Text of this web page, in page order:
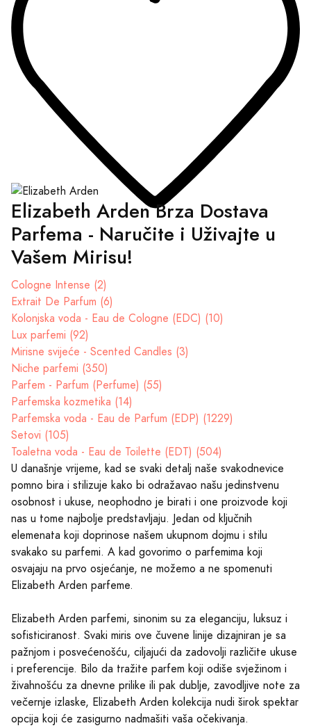
Elizabeth Arden Brza Dostava
Parfema - Naručite i Uživajte u
Vašem Mirisu!
Cologne Intense (2)
Extrait De Parfum (6)
Kolonjska voda - Eau de Cologne (EDC) (10)
Lux parfemi (92)
Mirisne svijeće - Scented Candles (3)
Niche parfemi (350)
Parfem - Parfum (Perfume) (55)
Parfemska kozmetika (14)
Parfemska voda - Eau de Parfum (EDP) (1229)
Setovi (105)
Toaletna voda - Eau de Toilette (EDT) (504)
U današnje vrijeme, kad se svaki detalj naše svakodnevice
pomno bira i stilizuje kako bi odražavao našu jedinstvenu
osobnost i ukuse, neophodno je birati i one proizvode koji
nas u tome najbolje predstavljaju. Jedan od ključnih
elemenata koji doprinose našem ukupnom dojmu i stilu
svakako su parfemi. A kad govorimo o parfemima koji
osvajaju na prvo osjećanje, ne možemo a ne spomenuti
Elizabeth Arden parfeme.
Elizabeth Arden parfemi, sinonim su za eleganciju, luksuz i
sofisticiranost. Svaki miris ove čuvene linije dizajniran je sa
pažnjom i posvećenošću, ciljajući da zadovolji različite ukuse
i preferencije. Bilo da tražite parfem koji odiše svježinom i
živahnošću za dnevne prilike ili pak dublje, zavodljive note za
večernje izlaske, Elizabeth Arden kolekcija nudi širok spektar
opcija koji će zasigurno nadmašiti vaša očekivanja.